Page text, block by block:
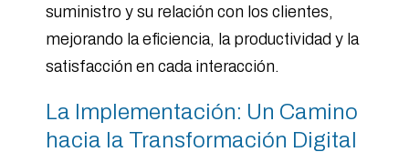
suministro y su relación con los clientes,
mejorando la eficiencia, la productividad y la
satisfacción en cada interacción.
La Implementación: Un Camino
hacia la Transformación Digital